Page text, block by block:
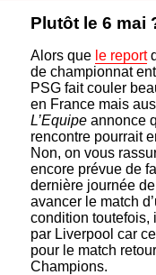
Plutôt le 6 mai
Alors que le report
de championnat
PSG fait couler
en France mais
L’Equipe annonce
rencontre pourrait
Non, on vous
encore prévue de
dernière journée
avancer le match
condition toutefois,
par Liverpool car
pour le match
Champions.